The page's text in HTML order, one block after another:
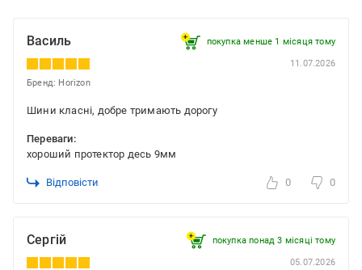
Василь покупка менше 1 місяця томy
11.07.2026
Бренд: Horizon
Шини класні, добре тримають дорогу
Переваги:
хороший протектор десь 9мм
Відповісти 0 0
Сергій покупка понад 3 місяці тому
05.07.2026